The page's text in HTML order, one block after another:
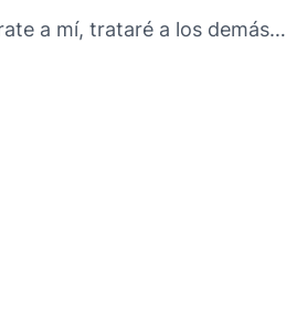
a mí, trataré a los demás…